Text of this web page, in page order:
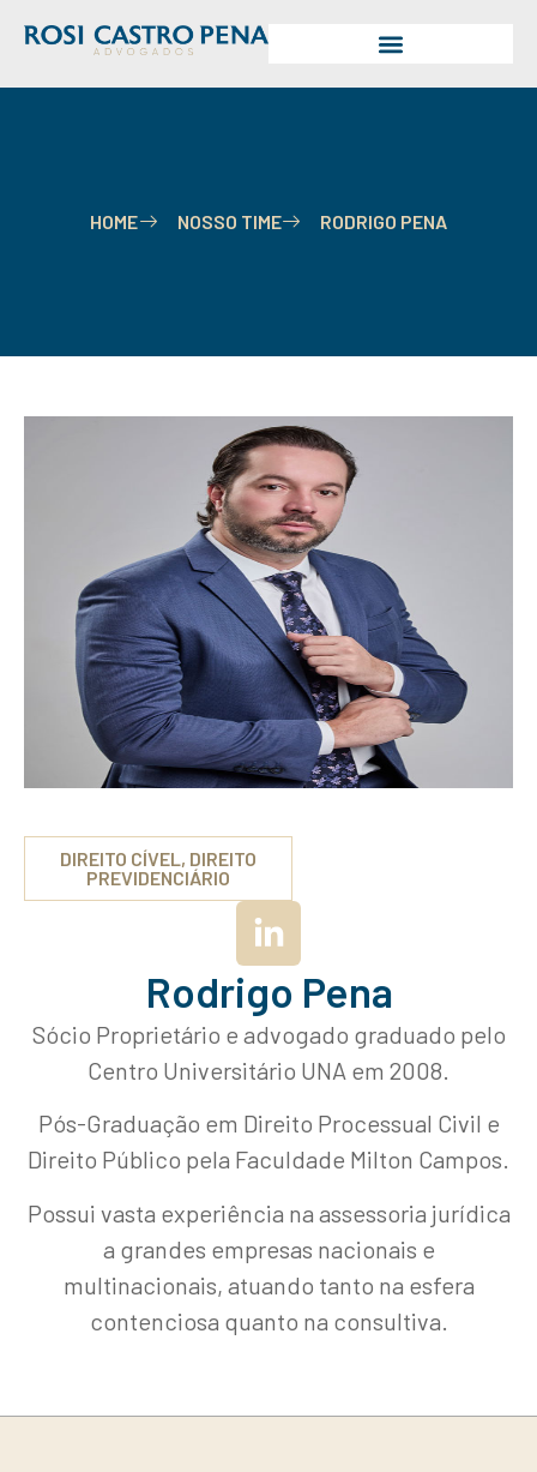
HOME NOSSO TIME RODRIGO PENA
DIREITO CÍVEL, DIREITO
PREVIDENCIÁRIO
Rodrigo Pena
Sócio Proprietário e advogado graduado pelo
Centro Universitário UNA em 2008.
Pós-Graduação em Direito Processual Civil e
Direito Público pela Faculdade Milton Campos.
Possui vasta experiência na assessoria jurídica
a grandes empresas nacionais e
multinacionais, atuando tanto na esfera
contenciosa quanto na consultiva.